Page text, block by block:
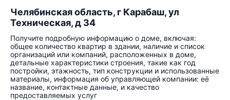
Челябинская область, г Карабаш, ул
Техническая, д 34
Получите подробную информацию о доме, включая:
общее количество квартир в здании, наличие и список
организаций или компаний, расположенных в доме,
детальные характеристики строения, такие как год
постройки, этажность, тип конструкции и использованные
материалы, информация об управляющей компании: её
название, контактные данные, и качество
предоставляемых услуг